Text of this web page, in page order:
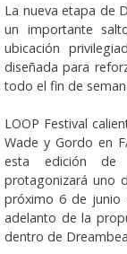
La nueva etapa de
un importante
ubicación
diseñada para
todo el fin de
LOOP Festival
Wade y Gordo en
esta edición de
protagonizará uno
próximo 6 de junio
adelanto de la
dentro de